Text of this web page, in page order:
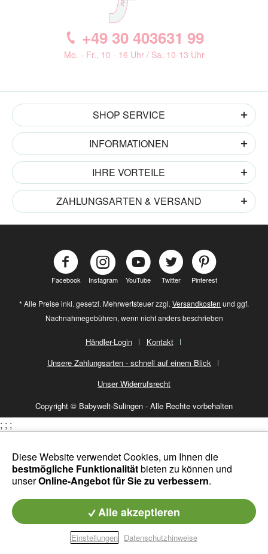
+49 30 403631 99
Mo. - Fr., 10 - 16 Uhr / Sa. 10-13 Uhr
SHOP SERVICE
INFORMATIONEN
IHRE VORTEILE
ZAHLUNGSARTEN & VERSAND
Facebook Instagram YouTube Twitter Pinterest
* Alle Preise inkl. gesetzl. Mehrwertsteuer zzgl. Versandkosten und ggf.
Nachnahmegebühren, wenn nicht anders beschrieben
Händler-Login
Kontakt
Unsere Zahlungsarten - schnell auf einem Blick
Unser Widerrufsrecht
Copyright © Babywelt-Sulingen - Alle Rechte vorbehalten
Diese Website verwendet Cookies, um Ihnen die
bestmögliche Funktionalitätbieten zu können und
unserOnline-Angebot für Sie zu verbessern.
Alle akzeptieren
Einstellungen Datenschutzhinweise
; ; ;